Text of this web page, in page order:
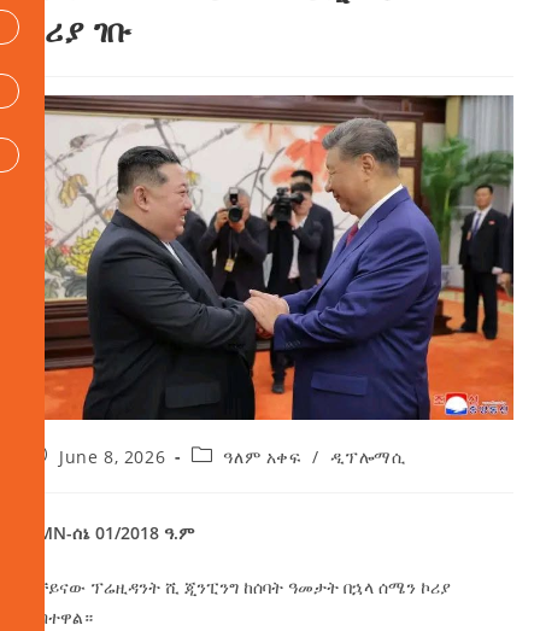
ኮሪያ ገቡ
June 8, 2026 ዓለም አቀፍ / ዲፕሎማሲ
AMN-ሰኔ 01/2018 ዓ.ም
የቻይናው ፕሬዚዳንት ሺ ጂንፒንግ ከሰባት ዓመታት በኋላ ሰሜን ኮሪያ
ገብተዋል።